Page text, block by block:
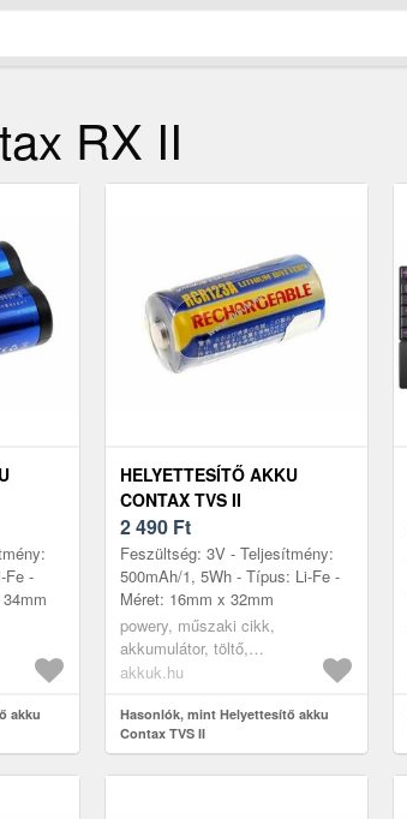
RX II
Fe -
akku
HELYETTESÍTŐ AKKU
CONTAX TVS II
2 490 Ft
Feszültség: 3V - Teljesítmény:
500mAh/1, 5Wh - Típus: Li-Fe -
Méret: 16mm x 32mm
powery, műszaki cikk,
akkumulátor, töltő,
digitáliskamera akkumulátor
akkuk.hu
Hasonlók, mint Helyettesítő akku
Contax TVS II